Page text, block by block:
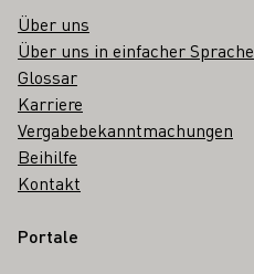
Über uns
Über uns in einfacher Sprache
Glossar
Karriere
Vergabebekanntmachungen
Beihilfe
Kontakt
Portale